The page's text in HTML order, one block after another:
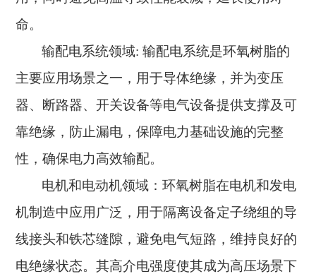
命。
输配电系统领域: 输配电系统是环氧树脂的
主要应用场景之一，用于导体绝缘，并为变压
器、断路器、开关设备等电气设备提供支撑及可
靠绝缘，防止漏电，保障电力基础设施的完整
性，确保电力高效输配。
电机和电动机领域：环氧树脂在电机和发电
机制造中应用广泛，用于隔离设备定子绕组的导
线接头和铁芯缝隙，避免电气短路，维持良好的
电绝缘状态。其高介电强度使其成为高压场景下